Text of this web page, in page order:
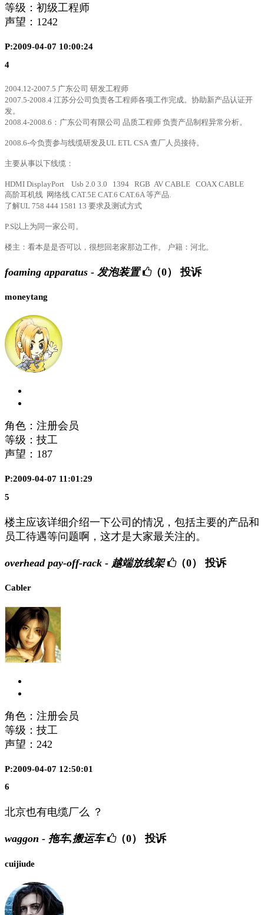
等级：初级工程师
声望： 1242
P:2009-04-07 10:00:24
4
2004.12-2007.5 广东公司 研发工程师
2007.5-2008.4 江苏分公司负责各工程师各项工作完成。协助新产品认证开
发。
2008.4-2008.6：广东公司有限公司 品质工程师 负责产品制程异常分析。
2008.6-今负责参与线缆研发及UL ETL CSA 查厂人员接待。
主要从事以下线缆：
HDMI DisplayPort Usb 2.0 3.0 1394 RGB AV CABLE COAX CABLE
高阶耳机线 网络线 CAT.5E CAT.6 CAT.6A 等产品
了解UL 758 444 1581 13 要求及测试方式
P.S以上为同一家公司。
楼主：看本是是否可以，很想回老家那边工作。 户籍：河北。
foaming apparatus - 发泡装置 （0） 投诉
moneytang
角色：注册会员
等级：技工
声望： 187
P:2009-04-07 11:01:29
5
楼主应该详细介绍一下公司的情况，包括主要的产品和
员工待遇等问题啊，这才是大家最关注的。
overhead pay-off-rack - 越端放线架 （0） 投诉
Cabler
角色：注册会员
等级：技工
声望： 242
P:2009-04-07 12:50:01
6
北京也有电缆厂么 ？
waggon - 拖车,搬运车 （0） 投诉
cuijiude